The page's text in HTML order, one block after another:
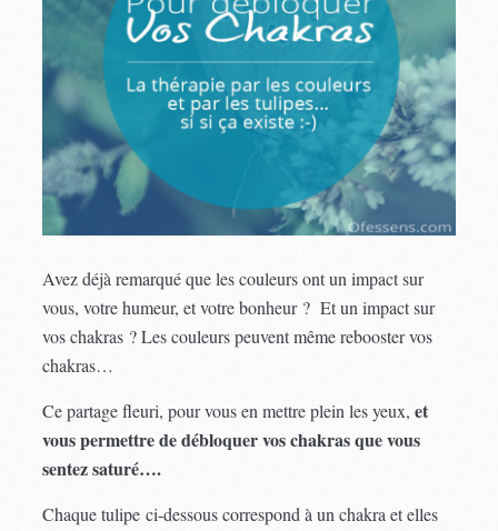
Avez déjà remarqué que les couleurs ont un impact sur
vous, votre humeur, et votre bonheur ? Et un impact sur
vos chakras ? Les couleurs peuvent même rebooster vos
chakras…
Ce partage fleuri, pour vous en mettre plein les yeux,et
vous permettre de débloquer vos chakras que vous
sentez saturé….
Chaque tulipe ci-dessous correspond à un chakra et elles